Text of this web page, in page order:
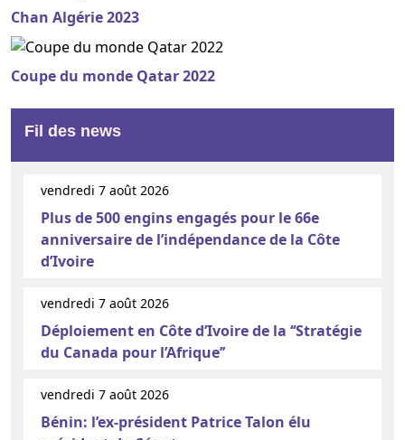
Chan Algérie 2023
Coupe du monde Qatar 2022
Fil des news
vendredi 7 août 2026
Plus de 500 engins engagés pour le 66e
anniversaire de l’indépendance de la Côte
d’Ivoire
vendredi 7 août 2026
Déploiement en Côte d’Ivoire de la ‘‘Stratégie
du Canada pour l’Afrique’’
vendredi 7 août 2026
Bénin: l’ex-président Patrice Talon élu